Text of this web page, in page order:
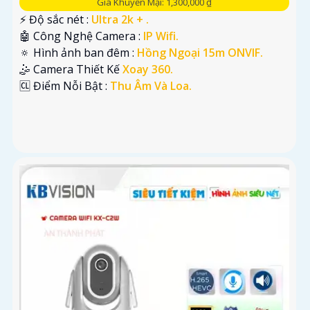
️⚡ Độ sắc nét : Ultra 2k + .
🤖️ Công Nghệ Camera : IP Wifi.
🔅 Hình ảnh ban đêm : Hồng Ngoại 15m ONVIF.
🤹 Camera Thiết KếXoay 360.
️🆑 Điểm Nỗi Bật : Thu Âm Và Loa.